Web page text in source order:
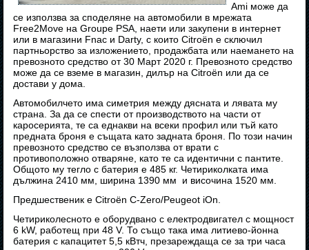
Ami може да
се използва за споделяне на автомобили в мрежата
Free2Move на Groupe PSA, наети или закупени в интернет
или в магазини Fnac и Darty, с които Citroën е сключил
партньорство за изложението, продажбата или наемането на
превозното средство от 30 Март 2020 г. Превозното средство
може да се вземе в магазин, дилър на Citroën или да се
достави у дома.
Автомобилчето има симетрия между дясната и лявата му
страна. За да се спести от производството на части от
каросерията, те са еднакви на всеки профил или тъй като
предната броня е същата като задната броня. По този начин
превозното средство се възползва от врати с
противоположно отваряне, като те са идентични с пантите.
Общото му тегло с батерия е 485 кг. Четириколката има
дължина 2410 мм, ширина 1390 мм и височина 1520 мм.
Предшественик е Citroën C-Zero/Peugeot iOn.
Четириколесното е оборудвано с електродвигател с мощност
6 kW, работещ при 48 V. То също така има литиево-йонна
батерия с капацитет 5,5 кВтч, презареждаща се за три часа